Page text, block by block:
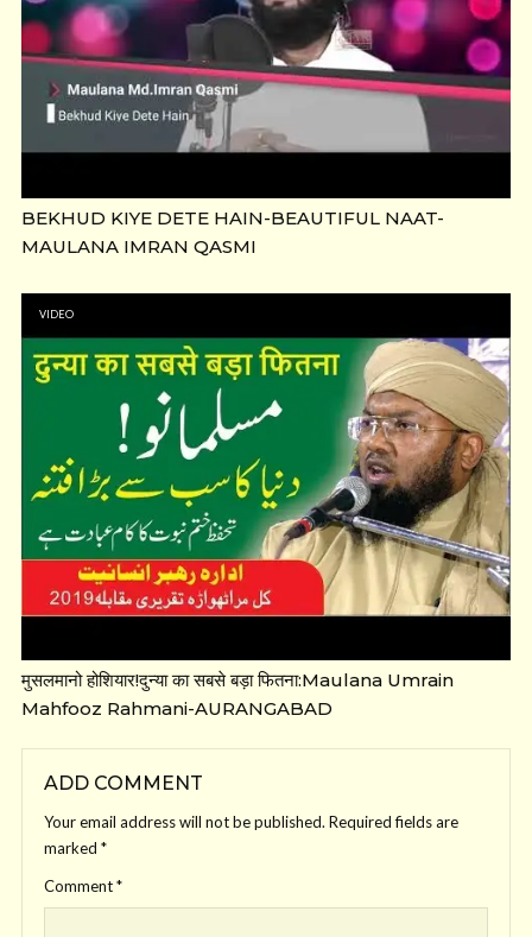
BEKHUD KIYE DETE HAIN-BEAUTIFUL NAAT-
MAULANA IMRAN QASMI
VIDEO
मुसलमानो होशियार!दुन्या का सबसे बड़ा फितना:Maulana Umrain
Mahfooz Rahmani-AURANGABAD
ADD COMMENT
Your email address will not be published. Required fields are
marked *
Comment*